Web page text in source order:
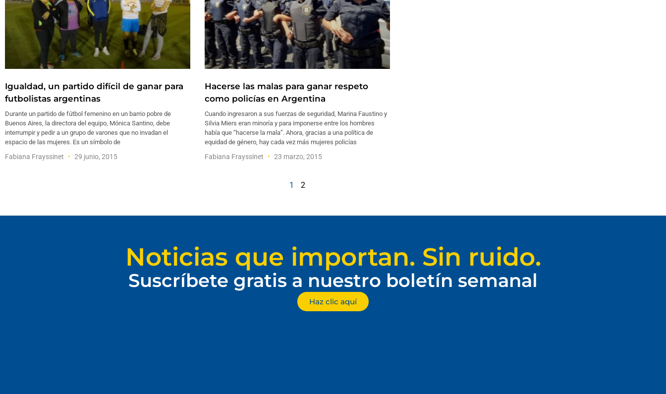
Igualdad, un partido difícil de ganar para
futbolistas argentinas
Durante un partido de fútbol femenino en un barrio pobre de
Buenos Aires, la directora del equipo, Mónica Santino, debe
interrumpir y pedir a un grupo de varones que no invadan el
espacio de las mujeres. Es un símbolo de
Fabiana Frayssinet 29 junio, 2015
Hacerse las malas para ganar respeto
como policías en Argentina
Cuando ingresaron a sus fuerzas de seguridad, Marina Faustino y
Silvia Miers eran minoría y para imponerse entre los hombres
había que “hacerse la mala”. Ahora, gracias a una política de
equidad de género, hay cada vez más mujeres policías
Fabiana Frayssinet 23 marzo, 2015
1 2
Noticias que importan. Sin ruido.
Suscríbete gratis a nuestro boletín semanal
Haz clic aquí